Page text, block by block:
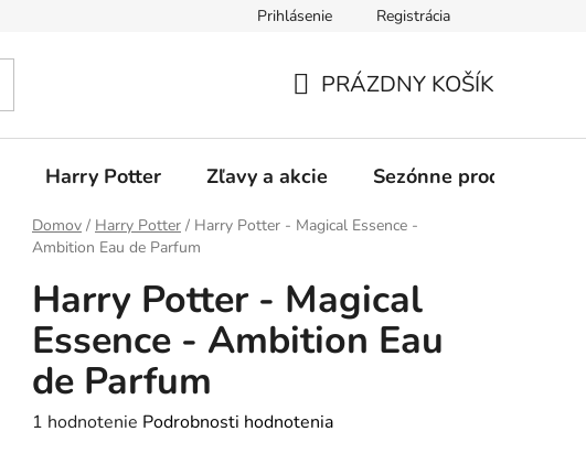
Ochrana osobných údajov O nás
Prihlásenie Registrácia
KOŠÍK
PRÁZDNY KOŠÍK
Harry Potter Zľavy a akcie Sezónne produkty
Domov / Harry Potter / Harry Potter - Magical Essence -
Ambition Eau de Parfum
Harry Potter - Magical
Essence - Ambition Eau
de Parfum
Priemerné
1 hodnotenie Podrobnosti hodnotenia